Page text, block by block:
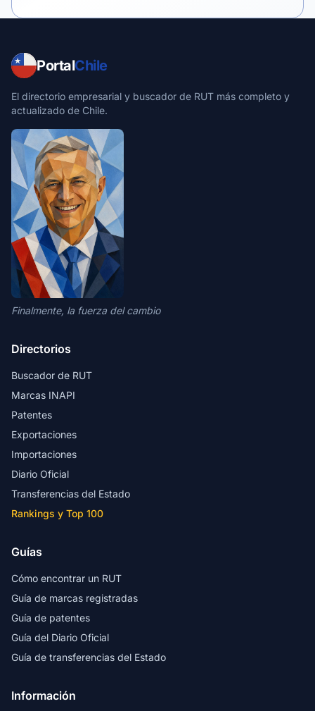
PortalChile
El directorio empresarial y buscador de RUT más completo y
actualizado de Chile.
Finalmente, la fuerza del cambio
Directorios
Buscador de RUT
Marcas INAPI
Patentes
Exportaciones
Importaciones
Diario Oficial
Transferencias del Estado
Rankings y Top 100
Guías
Cómo encontrar un RUT
Guía de marcas registradas
Guía de patentes
Guía del Diario Oficial
Guía de transferencias del Estado
Información